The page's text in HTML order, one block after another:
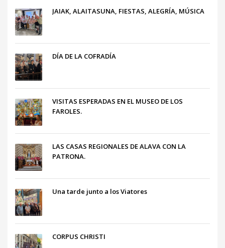
JAIAK, ALAITASUNA, FIESTAS, ALEGRÍA, MÚSICA
DÍA DE LA COFRADÍA
VISITAS ESPERADAS EN EL MUSEO DE LOS
FAROLES.
LAS CASAS REGIONALES DE ALAVA CON LA
PATRONA.
Una tarde junto a los Viatores
CORPUS CHRISTI